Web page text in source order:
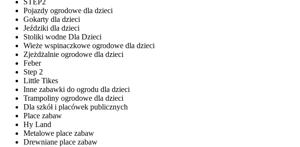
STEP2
Pojazdy ogrodowe dla dzieci
Gokarty dla dzieci
Jeździki dla dzieci
Stoliki wodne Dla Dzieci
Wieże wspinaczkowe ogrodowe dla dzieci
Zjeżdżalnie ogrodowe dla dzieci
Feber
Step 2
Little Tikes
Inne zabawki do ogrodu dla dzieci
Trampoliny ogrodowe dla dzieci
Dla szkół i placówek publicznych
Place zabaw
Hy Land
Metalowe place zabaw
Drewniane place zabaw